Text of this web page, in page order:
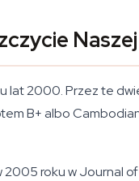
lat 2000. Przez te
B+ albo
roku w Journal